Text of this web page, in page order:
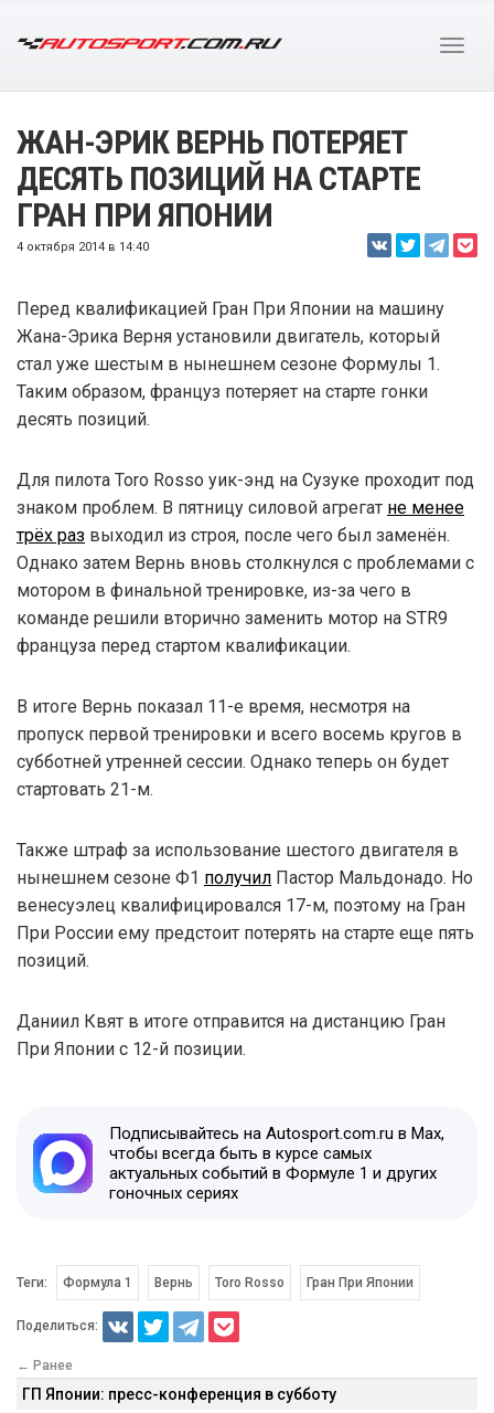
ЖАН-ЭРИК ВЕРНЬ ПОТЕРЯЕТ
ДЕСЯТЬ ПОЗИЦИЙ НА СТАРТЕ
ГРАН ПРИ ЯПОНИИ
4 октября 2014 в 14:40
Перед квалификацией Гран При Японии на машину
Жана-Эрика Верня установили двигатель, который
стал уже шестым в нынешнем сезоне Формулы 1.
Таким образом, француз потеряет на старте гонки
десять позиций.
Для пилота Toro Rosso уик-энд на Сузуке проходит под
знаком проблем. В пятницу силовой агрегат не менее
трёх раз выходил из строя, после чего был заменён.
Однако затем Вернь вновь столкнулся с проблемами с
мотором в финальной тренировке, из-за чего в
команде решили вторично заменить мотор на STR9
француза перед стартом квалификации.
В итоге Вернь показал 11-е время, несмотря на
пропуск первой тренировки и всего восемь кругов в
субботней утренней сессии. Однако теперь он будет
стартовать 21-м.
Также штраф за использование шестого двигателя в
нынешнем сезоне Ф1 получил Пастор Мальдонадо. Но
венесуэлец квалифицировался 17-м, поэтому на Гран
При России ему предстоит потерять на старте еще пять
позиций.
Даниил Квят в итоге отправится на дистанцию Гран
При Японии с 12-й позиции.
Подписывайтесь на Autosport.com.ru в Max,
чтобы всегда быть в курсе самых
актуальных событий в Формуле 1 и других
гоночных сериях
Теги: Формула 1 Вернь Toro Rosso Гран При Японии
Поделиться:
← Ранее
ГП Японии: пресс-конференция в субботу